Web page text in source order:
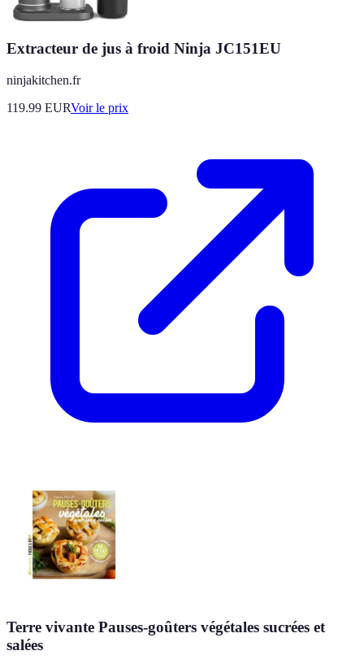
Extracteur de jus à froid Ninja JC151EU
ninjakitchen.fr
119.99 EURVoir le prix
Terre vivante Pauses-goûters végétales sucrées et
salées